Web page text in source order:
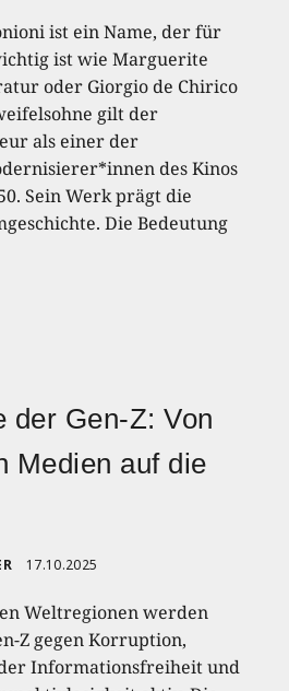
ist ein Name, der für
ist wie Marguerite
oder Giorgio de Chirico
gilt der
als einer der
des Kinos
Sein Werk prägt die
Die Bedeutung
der Gen-Z: Von
Medien auf die
17.10.2025
Weltregionen werden
Z gegen Korruption,
Informationsfreiheit und